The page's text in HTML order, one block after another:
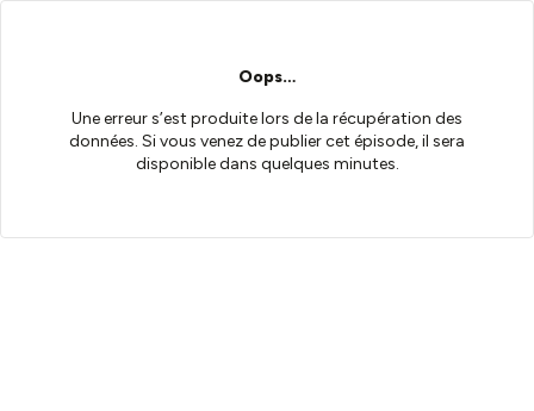
Oops…
Une erreur s’est produite lors de la récupération des
données. Si vous venez de publier cet épisode, il sera
disponible dans quelques minutes.